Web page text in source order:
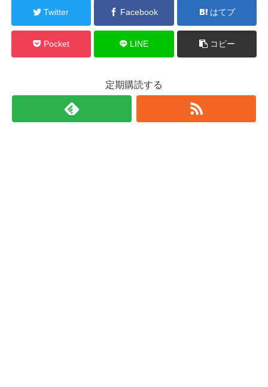
Twitter Facebook はてブ
Pocket LINE コピー
定期購読する